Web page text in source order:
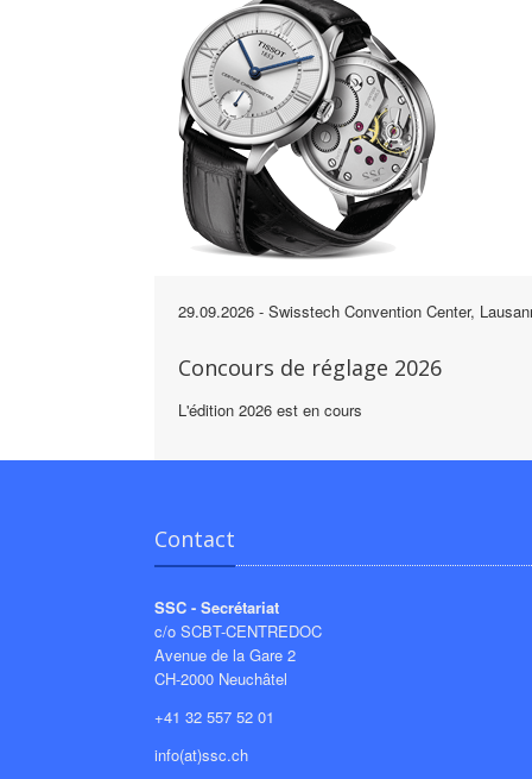
29.09.2026 - Swisstech Convention Center,
Concours de réglage 2026
L'édition 2026 est en cours
Contact
SSC - Secrétariat
c/o SCBT-CENTREDOC
Avenue de la Gare 2
CH-2000 Neuchâtel
+41 32 557 52 01
info(at)ssc.ch